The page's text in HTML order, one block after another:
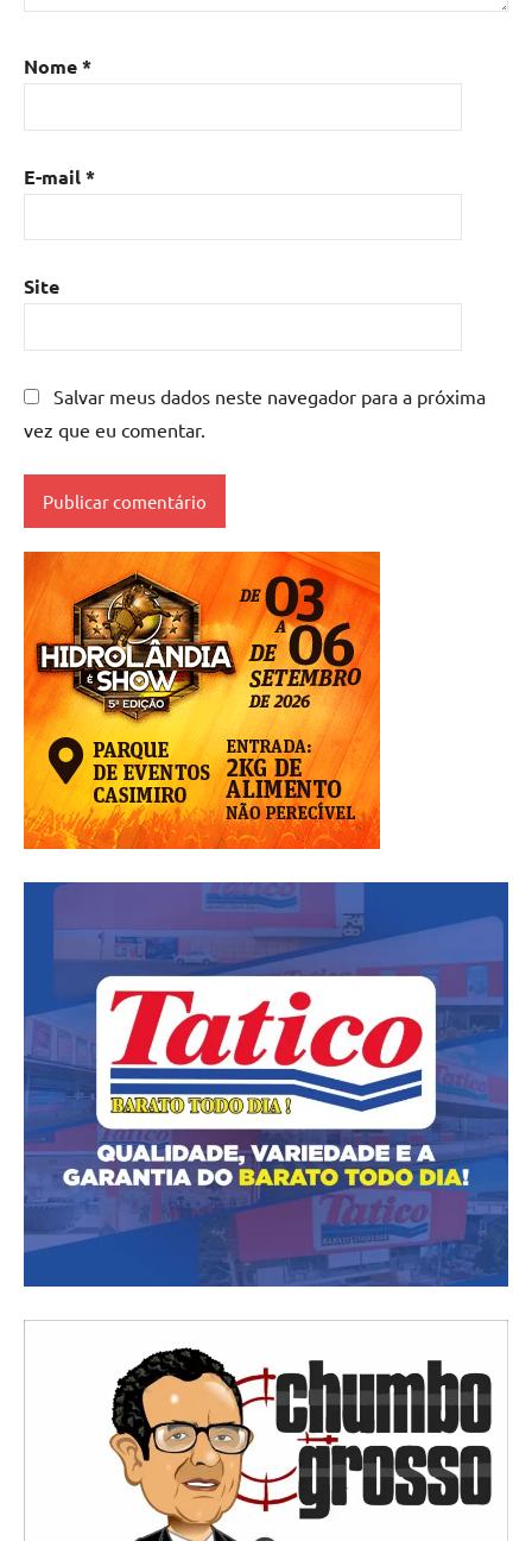
Nome*
E-mail*
Site
Salvar meus dados neste navegador para a próxima
vez que eu comentar.